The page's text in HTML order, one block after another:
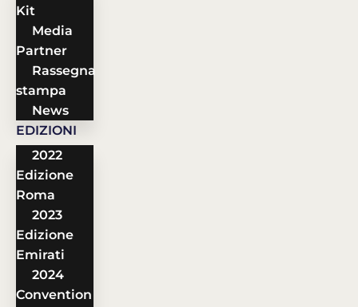
Kit
Media
Partner
Rassegna
stampa
News
EDIZIONI
2022
Edizione
Roma
2023
Edizione
Emirati
2024
Convention